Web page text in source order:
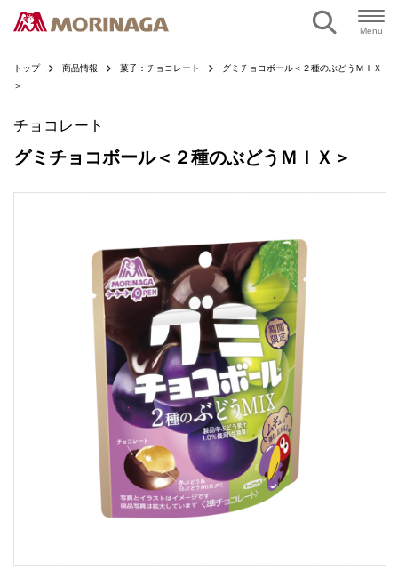
Menu
トップ 商品情報 菓子：チョコレート
グミチョコボール＜２種のぶどうＭＩＸ
＞
チョコレート
グミチョコボール＜２種のぶどうＭＩＸ＞